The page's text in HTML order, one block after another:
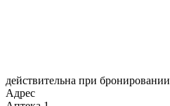
действительна при бронировании
Адрес